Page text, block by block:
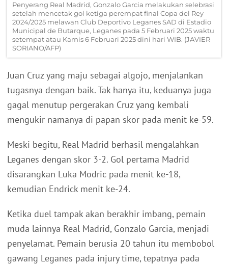
Penyerang Real Madrid, Gonzalo Garcia melakukan selebrasi
setelah mencetak gol ketiga perempat final Copa del Rey
2024/2025 melawan Club Deportivo Leganes SAD di Estadio
Municipal de Butarque, Leganes pada 5 Februari 2025 waktu
setempat atau Kamis 6 Februari 2025 dini hari WIB. (JAVIER
SORIANO/AFP)
Juan Cruz yang maju sebagai algojo, menjalankan
tugasnya dengan baik. Tak hanya itu, keduanya juga
gagal menutup pergerakan Cruz yang kembali
mengukir namanya di papan skor pada menit ke-59.
Meski begitu, Real Madrid berhasil mengalahkan
Leganes dengan skor 3-2. Gol pertama Madrid
disarangkan Luka Modric pada menit ke-18,
kemudian Endrick menit ke-24.
Ketika duel tampak akan berakhir imbang, pemain
muda lainnya Real Madrid, Gonzalo Garcia, menjadi
penyelamat. Pemain berusia 20 tahun itu membobol
gawang Leganes pada injury time, tepatnya pada